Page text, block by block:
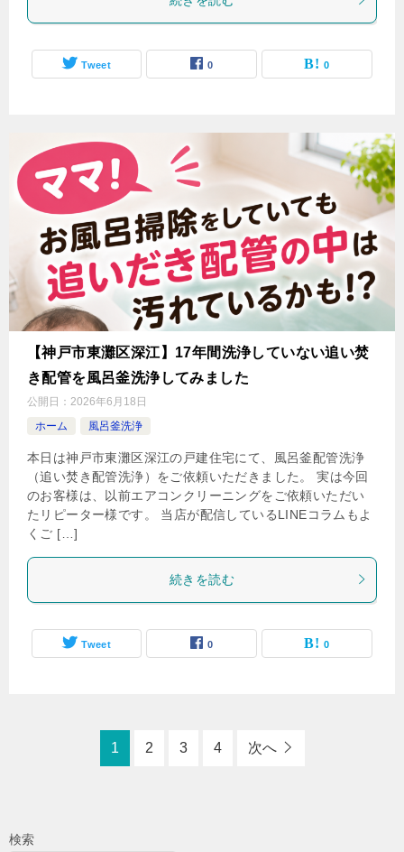
Tweet 0 0
【神戸市東灘区深江】17年間洗浄していない追い焚
き配管を風呂釜洗浄してみました
公開日： 2026年6月18日
ホーム
風呂釜洗浄
本日は神戸市東灘区深江の戸建住宅にて、風呂釜配管洗浄
（追い焚き配管洗浄）をご依頼いただきました。 実は今回
のお客様は、以前エアコンクリーニングをご依頼いただい
たリピーター様です。 当店が配信しているLINEコラムもよ
くご […]
続きを読む
Tweet 0 0
1 2 3 4 次へ
検索